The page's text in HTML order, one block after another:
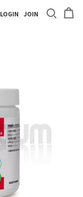
LOGIN JOIN